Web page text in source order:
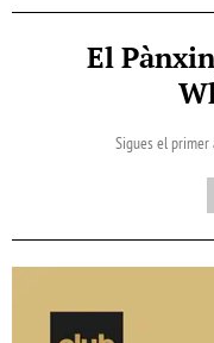
El
Sigues el